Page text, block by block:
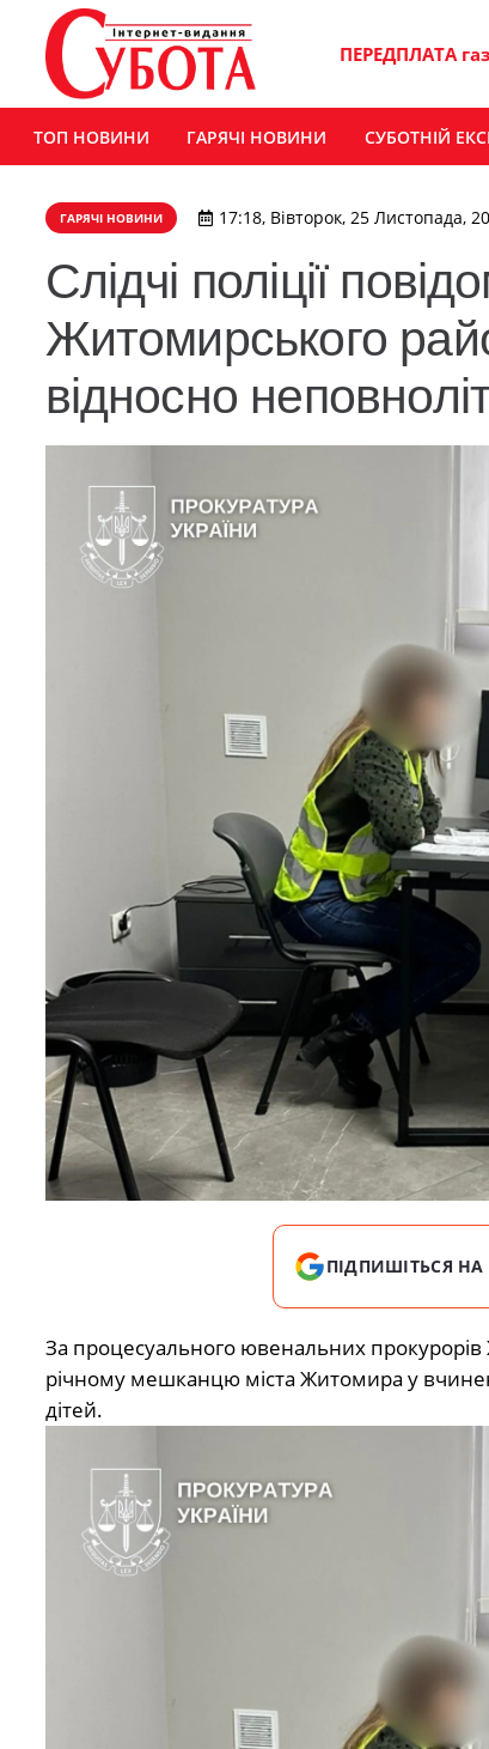
ПЕРЕДПЛАТА
ТОП НОВИНИ ГАРЯЧІ НОВИНИ СУБОТНІЙ
ГАРЯЧІ НОВИНИ 17:18, Вівторок, 25 Листопада,
Слідчі поліції
Житомирського
відносно
ПІДПИШІТЬСЯ НА
За процесуального ювенальних
річному мешканцю міста Житомира у
дітей.